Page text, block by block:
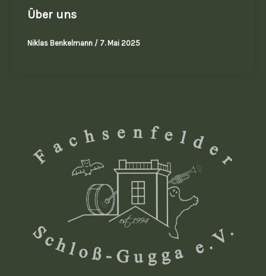
Über uns
Niklas Benkelmann / 7. Mai 2025